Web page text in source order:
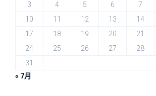
3
4 5 6 7
10
11 12 13 14
17
18 19 20 21
24
25 26 27 28
31
« 7月